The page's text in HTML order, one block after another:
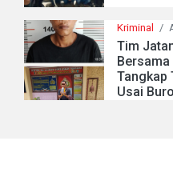
Kriminal /
Tim
Tangkap
Usai